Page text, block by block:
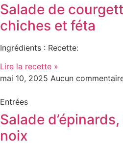
Salade de
chiches et féta
Ingrédients : Recette:
Lire la recette »
mai 10, 2025 Aucun
Entrées
Salade
noix